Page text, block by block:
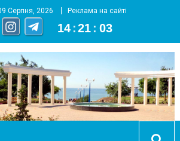
Серпня, 2026 Реклама на сайті
14 :21 : 04
портал города Южный